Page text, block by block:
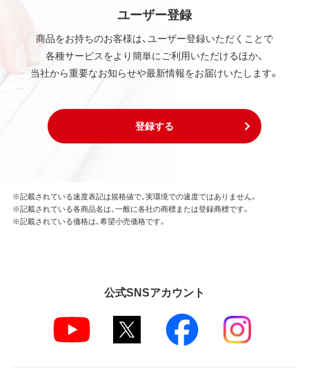
ユーザー登録
商品をお持ちのお客様は、ユーザー登録いただくことで
各種サービスをより簡単にご利用いただけるほか、
当社から重要なお知らせや最新情報をお届けいたします。
登録する
※記載されている速度表記は規格値で、実環境での速度ではありません。
※記載されている各商品名は、一般に各社の商標または登録商標です。
※記載されている価格は、希望小売価格です。
公式SNSアカウント